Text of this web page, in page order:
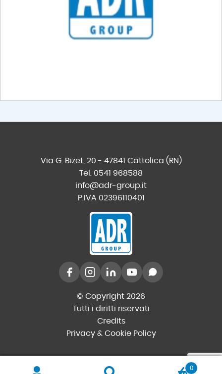
Via G. Bizet, 20 - 47841 Cattolica (RN)
Tel. 0541 968588
info@adr-group.it
P.IVA 02396110401
© Copyright 2026
Tutti i diritti riservati
Credits
Privacy & Cookie Policy
0